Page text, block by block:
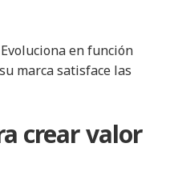
en función
marca satisface las
crear valor